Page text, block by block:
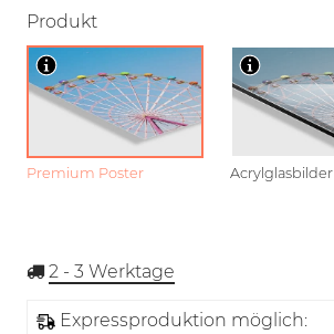
Produkt
Premium Poster Acrylglasbilder
2 - 3 Werktage
Expressproduktion möglich: